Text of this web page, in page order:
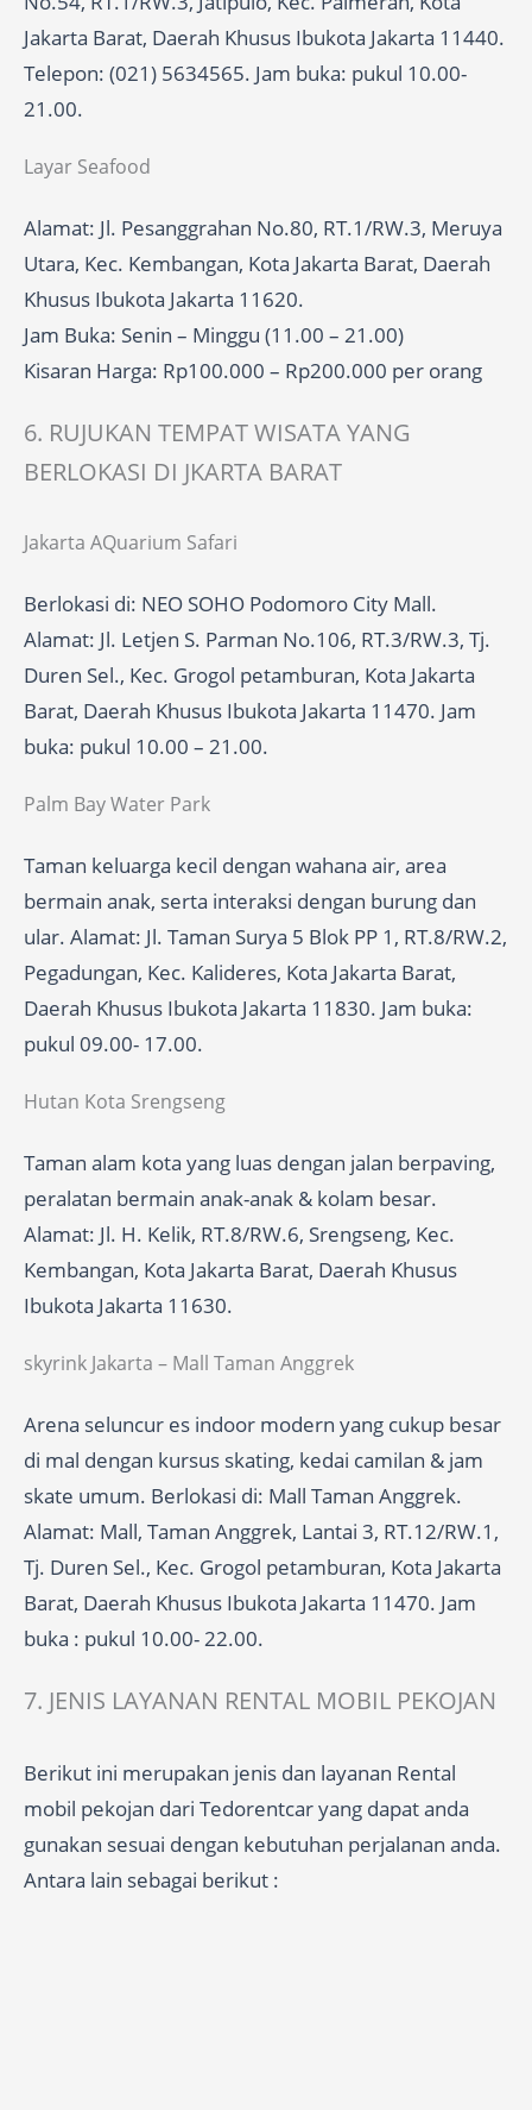
Jakarta Barat, Daerah Khusus Ibukota Jakarta 11440.
Telepon: (021) 5634565. Jam buka: pukul 10.00-
21.00.
Layar Seafood
Alamat: Jl. Pesanggrahan No.80, RT.1/RW.3, Meruya
Utara, Kec. Kembangan, Kota Jakarta Barat, Daerah
Khusus Ibukota Jakarta 11620.
Jam Buka: Senin – Minggu (11.00 – 21.00)
Kisaran Harga: Rp100.000 – Rp200.000 per orang
6. RUJUKAN TEMPAT WISATA YANG
BERLOKASI DI JKARTA BARAT
Jakarta AQuarium Safari
Berlokasi di: NEO SOHO Podomoro City Mall.
Alamat: Jl. Letjen S. Parman No.106, RT.3/RW.3, Tj.
Duren Sel., Kec. Grogol petamburan, Kota Jakarta
Barat, Daerah Khusus Ibukota Jakarta 11470. Jam
buka: pukul 10.00 – 21.00.
Palm Bay Water Park
Taman keluarga kecil dengan wahana air, area
bermain anak, serta interaksi dengan burung dan
ular. Alamat: Jl. Taman Surya 5 Blok PP 1, RT.8/RW.2,
Pegadungan, Kec. Kalideres, Kota Jakarta Barat,
Daerah Khusus Ibukota Jakarta 11830. Jam buka:
pukul 09.00- 17.00.
Hutan Kota Srengseng
Taman alam kota yang luas dengan jalan berpaving,
peralatan bermain anak-anak & kolam besar.
Alamat: Jl. H. Kelik, RT.8/RW.6, Srengseng, Kec.
Kembangan, Kota Jakarta Barat, Daerah Khusus
Ibukota Jakarta 11630.
skyrink Jakarta – Mall Taman Anggrek
Arena seluncur es indoor modern yang cukup besar
di mal dengan kursus skating, kedai camilan & jam
skate umum. Berlokasi di: Mall Taman Anggrek.
Alamat: Mall, Taman Anggrek, Lantai 3, RT.12/RW.1,
Tj. Duren Sel., Kec. Grogol petamburan, Kota Jakarta
Barat, Daerah Khusus Ibukota Jakarta 11470. Jam
buka : pukul 10.00- 22.00.
7. JENIS LAYANAN RENTAL MOBIL PEKOJAN
Berikut ini merupakan jenis dan layanan Rental
mobil pekojan dari Tedorentcar yang dapat anda
gunakan sesuai dengan kebutuhan perjalanan anda.
Antara lain sebagai berikut :